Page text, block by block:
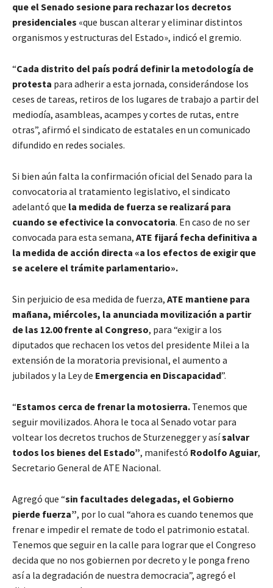
que el Senado sesione para rechazar los decretos
presidenciales «que buscan alterar y eliminar distintos
organismos y estructuras del Estado», indicó el gremio.
“Cada distrito del país podrá definir la metodología de
protesta para adherir a esta jornada, considerándose los
ceses de tareas, retiros de los lugares de trabajo a partir del
mediodía, asambleas, acampes y cortes de rutas, entre
otras”, afirmó el sindicato de estatales en un comunicado
difundido en redes sociales.
Si bien aún falta la confirmación oficial del Senado para la
convocatoria al tratamiento legislativo, el sindicato
adelantó que la medida de fuerza se realizará para
cuando se efectivice la convocatoria. En caso de no ser
convocada para esta semana, ATE fijará fecha definitiva a
la medida de acción directa «a los efectos de exigir que
se acelere el trámite parlamentario».
Sin perjuicio de esa medida de fuerza, ATE mantiene para
mañana, miércoles, la anunciada movilización a partir
de las 12.00 frente al Congreso, para “exigir a los
diputados que rechacen los vetos del presidente Milei a la
extensión de la moratoria previsional, el aumento a
jubilados y la Ley de Emergencia en Discapacidad”.
“Estamos cerca de frenar la motosierra. Tenemos que
seguir movilizados. Ahora le toca al Senado votar para
voltear los decretos truchos de Sturzenegger y asísalvar
todos los bienes del Estado”, manifestó Rodolfo Aguiar,
Secretario General de ATE Nacional.
Agregó que “sin facultades delegadas, el Gobierno
pierde fuerza”, por lo cual “ahora es cuando tenemos que
frenar e impedir el remate de todo el patrimonio estatal.
Tenemos que seguir en la calle para lograr que el Congreso
decida que no nos gobiernen por decreto y le ponga freno
así a la degradación de nuestra democracia”, agregó el